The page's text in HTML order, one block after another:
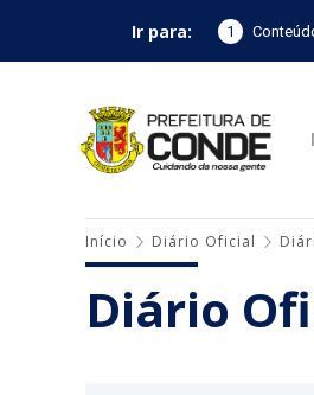
Ir para: 1
Início Diário Oficial
Diário